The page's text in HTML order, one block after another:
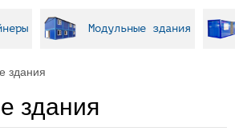
Модульные здания
здания
здания